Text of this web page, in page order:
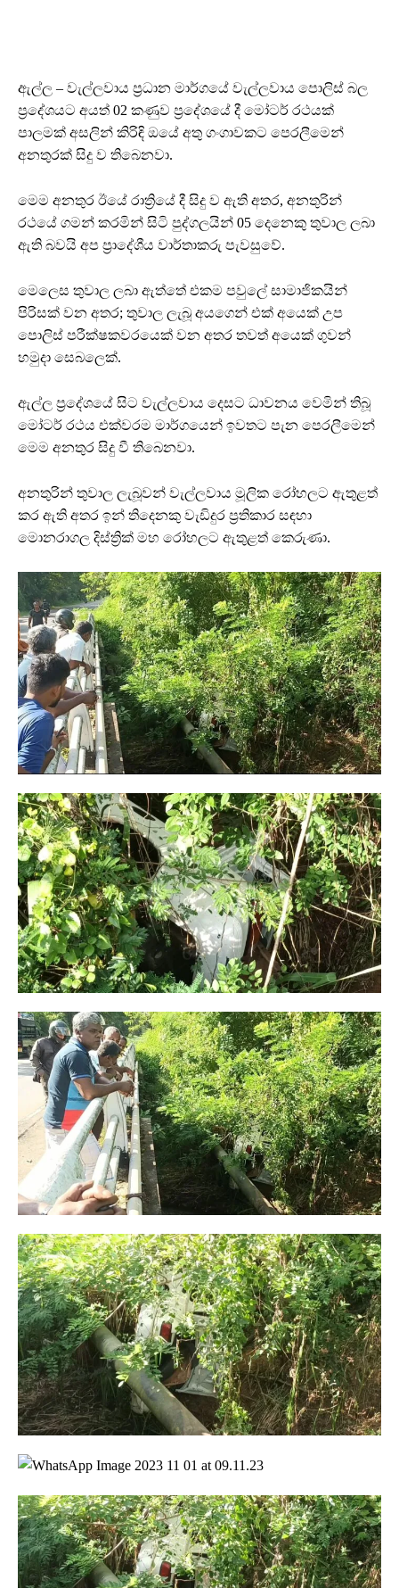
ඇල්ල – වැල්ලවාය ප්‍රධාන මාර්ගයේ වැල්ලවාය පොලිස් බල
ප්‍රදේශයට අයත් 02 කණුව ප්‍රදේශයේ දී මෝටර් රථයක්
පාලමක් අසලින් කිරිඳි ඔයේ අතු ගංගාවකට පෙරලීමෙන්
අනතුරක් සිදු ව තිබෙනවා.
මෙම අනතුර ඊයේ රාත්‍රියේ දී සිදු ව ඇති අතර, අනතුරින්
රථයේ ගමන් කරමින් සිටි පුද්ගලයින් 05 දෙනෙකු තුවාල ලබා
ඇති බවයි අප ප්‍රාදේශීය වාර්තාකරු පැවසුවේ.
මෙලෙස තුවාල ලබා ඇත්තේ එකම පවුලේ සාමාජිකයින්
පිරිසක් වන අතර; තුවාල ලැබූ අයගෙන් එක් අයෙක් උප
පොලිස් පරීක්ෂකවරයෙක් වන අතර තවත් අයෙක් ගුවන්
හමුදා සෙබලෙක්.
ඇල්ල ප්‍රදේශයේ සිට වැල්ලවාය දෙසට ධාවනය වෙමින් තිබූ
මෝටර් රථය එක්වරම මාර්ගයෙන් ඉවතට පැන පෙරලීමෙන්
මෙම අනතුර සිදු වී තිබෙනවා.
අනතුරින් තුවාල ලැබූවන් වැල්ලවාය මූලික රෝහලට ඇතුළත්
කර ඇති අතර ඉන් තිදෙනකු වැඩිදුර ප්‍රතිකාර සඳහා
මොනරාගල දිස්ත්‍රික් මහ රෝහලට ඇතුළත් කෙරුණා.